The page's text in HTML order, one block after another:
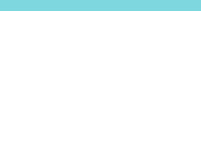
Factoreo